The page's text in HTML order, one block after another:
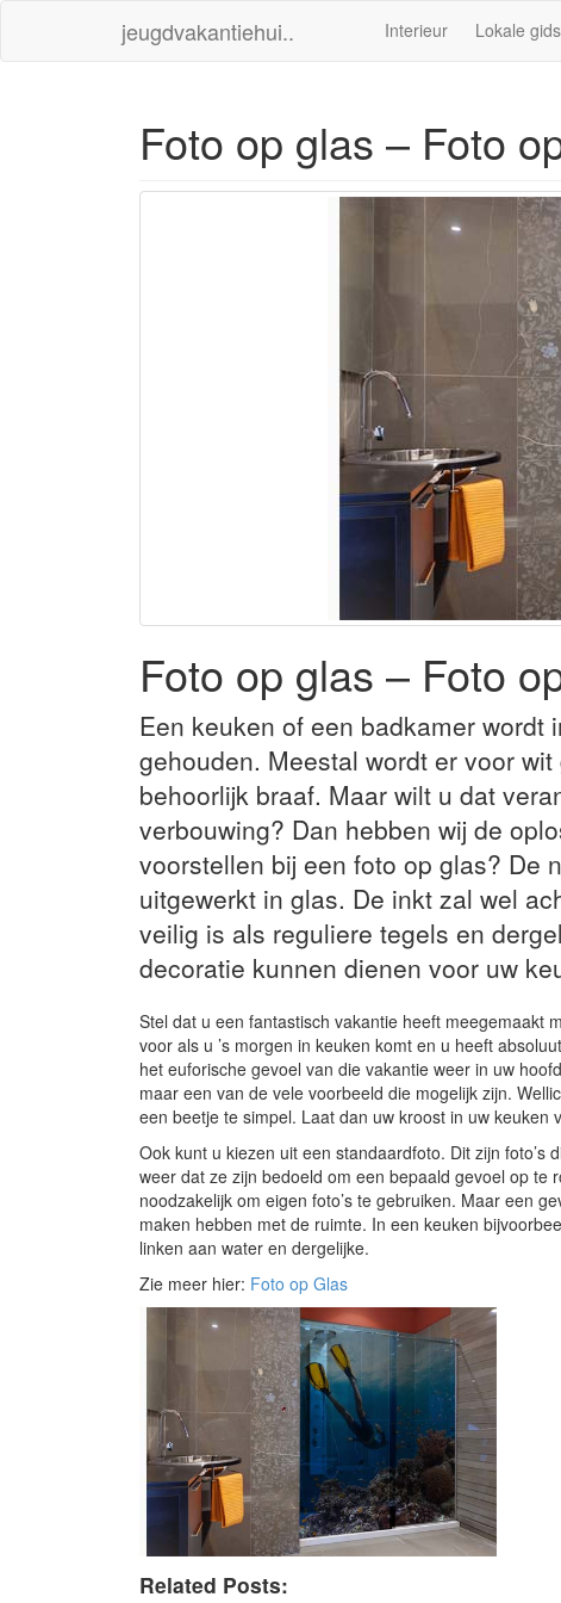
jeugdvakantiehui.. Interieur Lokale
Foto op glas – Foto
Foto op glas – Foto
Een keuken of een badkamer
gehouden. Meestal wordt er voor
behoorlijk braaf. Maar wilt u dat
verbouwing? Dan hebben wij de
voorstellen bij een foto op glas? De
uitgewerkt in glas. De inkt zal wel
veilig is als reguliere tegels en
decoratie kunnen dienen voor uw
Stel dat u een fantastisch vakantie heeft meegemaakt
voor als u ’s morgen in keuken komt en u heeft
het euforische gevoel van die vakantie weer in uw
maar een van de vele voorbeeld die mogelijk zijn.
een beetje te simpel. Laat dan uw kroost in uw keuken
Ook kunt u kiezen uit een standaardfoto. Dit zijn foto’s
weer dat ze zijn bedoeld om een bepaald gevoel op
noodzakelijk om eigen foto’s te gebruiken. Maar een
maken hebben met de ruimte. In een keuken
linken aan water en dergelijke.
Zie meer hier: Foto op Glas
Related Posts: